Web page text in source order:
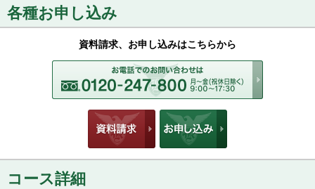
各種お申し込み
資料請求、お申し込みはこちらから
コース詳細